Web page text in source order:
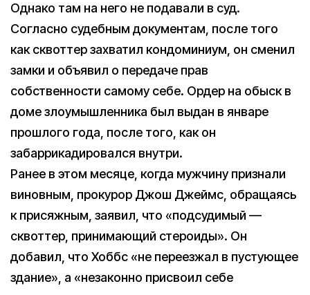
Однако там на него не подавали в суд.
Согласно судебным документам, после того
как сквоттер захватил кондоминиум, он сменил
замки и объявил о передаче прав
собственности самому себе. Ордер на обыск в
доме злоумышленника был выдан в январе
прошлого года, после того, как он
забаррикадировался внутри.
Ранее в этом месяце, когда мужчину признали
виновным, прокурор Джош Джеймс, обращаясь
к присяжным, заявил, что «подсудимый —
сквоттер, принимающий стероиды». Он
добавил, что Хоббс «не переезжал в пустующее
здание», а «незаконно присвоил себе